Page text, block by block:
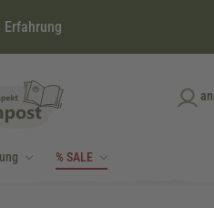
% SALE